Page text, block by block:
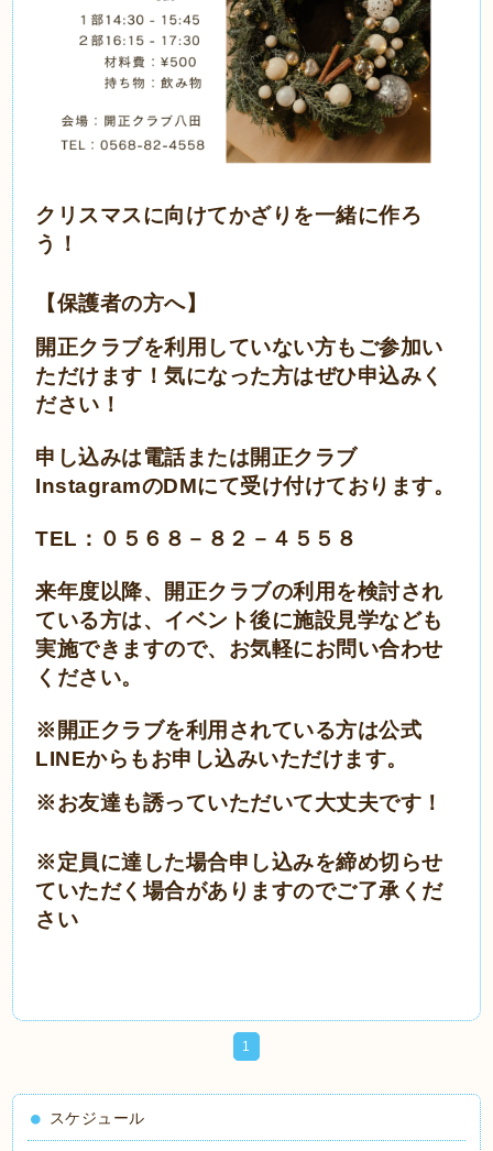
クリスマスに向けてかざりを一緒に作ろ
う！
【保護者の方へ】
開正クラブを利用していない方もご参加い
ただけます！気になった方はぜひ申込みく
ださい！
申し込みは電話または開正クラブ
InstagramのDMにて受け付けております。
TEL ：０５６８－８２－４５５８
来年度以降、開正クラブの利用を検討され
ている方は、イベント後に施設見学なども
実施できますので、お気軽にお問い合わせ
ください。
※開正クラブを利用されている方は公式
LINEからもお申し込みいただけます。
※お友達も誘っていただいて大丈夫です！
※定員に達した場合申し込みを締め切らせ
ていただく場合がありますのでご了承くだ
さい
1
スケジュール